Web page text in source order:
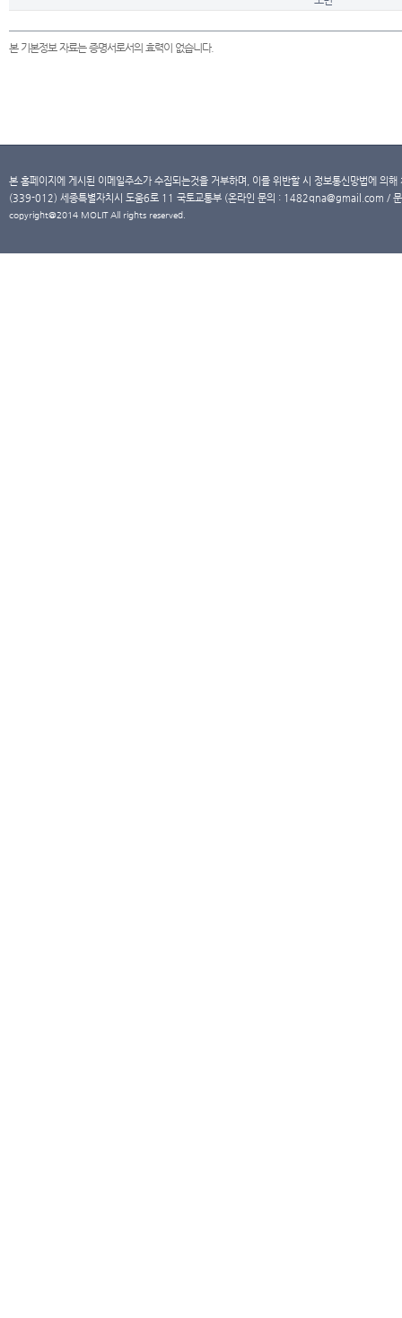
본 기본정보 자료는 증명서로서의 효력이 없습니다.
본 홈페이지에 게시된 이메일주소가 수집되는것을 거부하며, 이를 위반할 시 정보통신망법에 의
(339-012) 세종특별자치시 도움6로 11 국토교통부 (온라인 문의 : 1482qna@gmail.com /
copyright@2014 MOLIT All rights reserved.